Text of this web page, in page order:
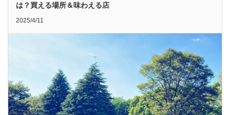
は？買える場所＆味わえる店
2025/4/11